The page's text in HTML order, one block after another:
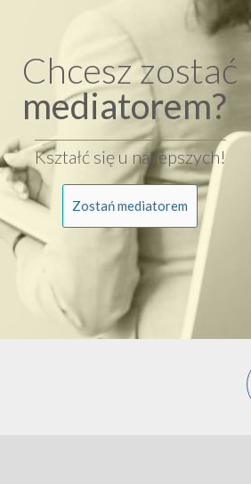
Chcesz zostać
mediatorem?
Kształć się u najlepszych!
Zostań mediatorem